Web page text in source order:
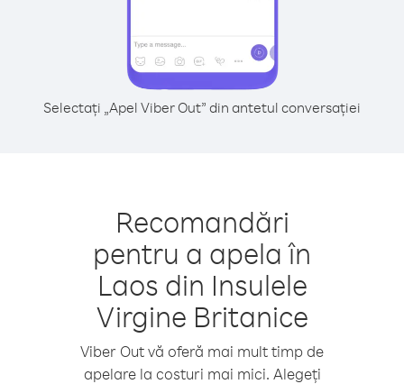
Selectați „Apel Viber Out” din antetul conversației
Recomandări
pentru a apela în
Laos din Insulele
Virgine Britanice
Viber Out vă oferă mai mult timp de
apelare la costuri mai mici. Alegeți